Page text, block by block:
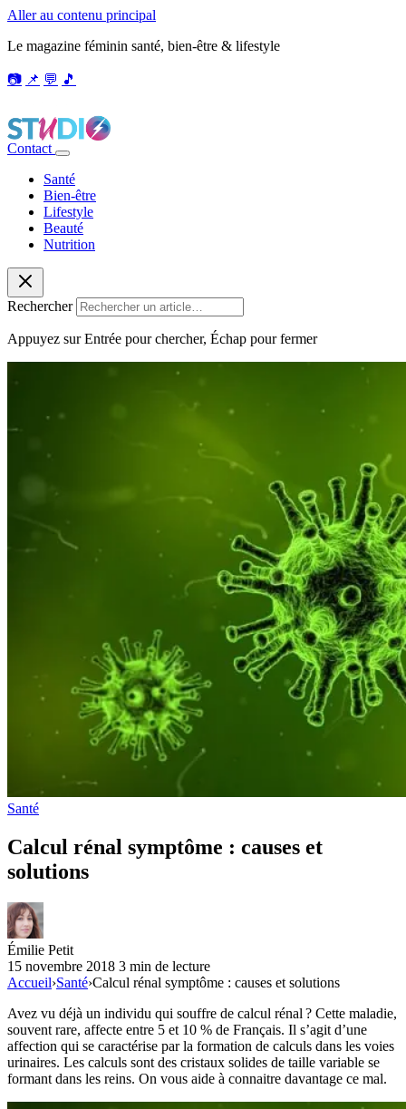
Aller au contenu principal
Le magazine féminin santé, bien-être & lifestyle
📷 📌 💬 🎵
Contact
Santé
Bien-être
Lifestyle
Beauté
Nutrition
Rechercher
Appuyez sur Entrée pour chercher, Échap pour fermer
Santé
Calcul rénal symptôme : causes et
solutions
Émilie Petit
15 novembre 2018 3 min de lecture
Accueil›Santé›Calcul rénal symptôme : causes et solutions
Avez vu déjà un individu qui souffre de calcul rénal ? Cette maladie,
souvent rare, affecte entre 5 et 10 % de Français. Il s’agit d’une
affection qui se caractérise par la formation de calculs dans les voies
urinaires. Les calculs sont des cristaux solides de taille variable se
formant dans les reins. On vous aide à connaitre davantage ce mal.